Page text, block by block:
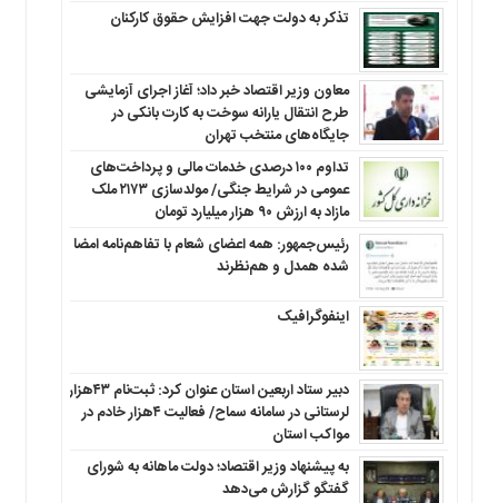
تذکر به دولت جهت افزایش حقوق کارکنان ‌
معاون وزیر اقتصاد خبر داد؛ آغاز اجرای آزمایشی
طرح انتقال یارانه سوخت به کارت بانکی در
جایگاه‌های منتخب تهران
تداوم ۱۰۰ درصدی خدمات مالی و پرداخت‌های
عمومی در شرایط جنگی/ مولدسازی ۲۱۷۳ ملک
مازاد به ارزش ۹۰ هزار میلیارد تومان
رئیس‌جمهور: همه اعضای شعام با تفاهم‌نامه امضا
شده همدل و هم‌نظرند
اینفوگرافیک
دبیر ستاد اربعین استان عنوان کرد: ثبت‌نام ۴۳هزار
لرستانی در سامانه سماح/ فعالیت ۴هزار خادم در
مواکب استان
به پیشنهاد وزیر اقتصاد؛ دولت ماهانه به شورای
گفتگو گزارش می‌دهد